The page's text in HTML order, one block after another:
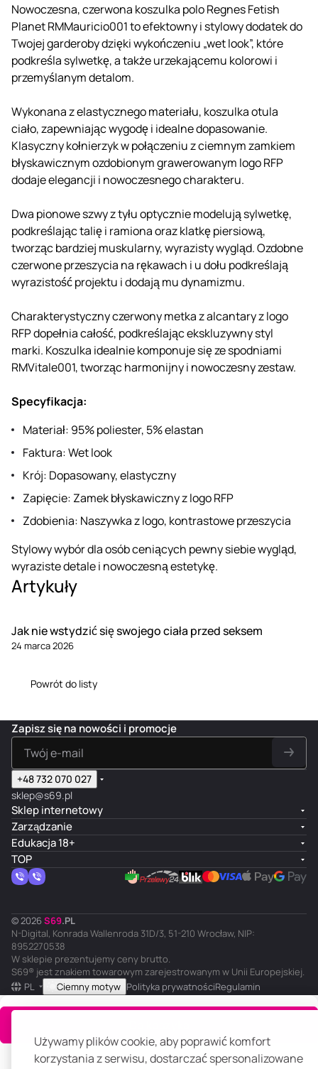
Używamy plików cookie, aby poprawić komfort
korzystania z serwisu, dostarczać spersonalizowane
Nowoczesna, czerwona koszulka polo Regnes Fetish
Planet RMMauricio001 to efektowny i stylowy dodatek do
Twojej garderoby dzięki wykończeniu „wet look”, które
podkreśla sylwetkę, a także urzekającemu kolorowi i
przemyślanym detalom.
Wykonana z elastycznego materiału, koszulka otula
ciało, zapewniając wygodę i idealne dopasowanie.
Klasyczny kołnierzyk w połączeniu z ciemnym zamkiem
błyskawicznym ozdobionym grawerowanym logo RFP
dodaje elegancji i nowoczesnego charakteru.
Dwa pionowe szwy z tyłu optycznie modelują sylwetkę,
podkreślając talię i ramiona oraz klatkę piersiową,
tworząc bardziej muskularny, wyrazisty wygląd. Ozdobne
czerwone przeszycia na rękawach i u dołu podkreślają
wyrazistość projektu i dodają mu dynamizmu.
Charakterystyczny czerwony metka z alcantary z logo
RFP dopełnia całość, podkreślając ekskluzywny styl
marki. Koszulka idealnie komponuje się ze spodniami
RMVitale001, tworząc harmonijny i nowoczesny zestaw.
Specyfikacja:
Materiał: 95% poliester, 5% elastan
Faktura: Wet look
Krój: Dopasowany, elastyczny
Zapięcie: Zamek błyskawiczny z logo RFP
Zdobienia: Naszywka z logo, kontrastowe przeszycia
Stylowy wybór dla osób ceniących pewny siebie wygląd,
wyraziste detale i nowoczesną estetykę.
Artykuły
Jak nie wstydzić się swojego ciała przed seksem
24 marca 2026
Powrót do listy
Zapisz się na nowości i promocje
+48 732 070 027
sklep@s69.pl
Sklep internetowy
Zarządzanie
Edukacja 18+
TOP
© 2026 S69.PL
N-Digital, Konrada Wallenroda 31D/3, 51-210 Wrocław, NIP:
8952270538
W sklepie prezentujemy ceny brutto.
S69® jest znakiem towarowym zarejestrowanym w Unii Europejskiej.
PL
Ciemny motyw Polityka prywatnościRegulamin